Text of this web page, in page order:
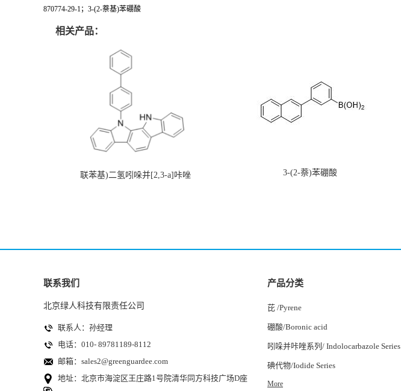
870774-29-1；3-(2-萘基)苯硼酸
相关产品：
联苯基)二氢吲哚并[2,3-a]咔唑 3-(2-萘)苯硼酸
联系我们
北京绿人科技有限责任公司
联系人：孙经理
电话：010- 89781189-8112
邮箱： sales2@greenguardee.com
地址：北京市海淀区王庄路1号院清华同方科技广场D座
产品分类
芘 /Pyrene
硼酸/Boronic acid
吲哚并咔唑系列/ Indolocarbazole Series
碘代物/Iodide Series
More